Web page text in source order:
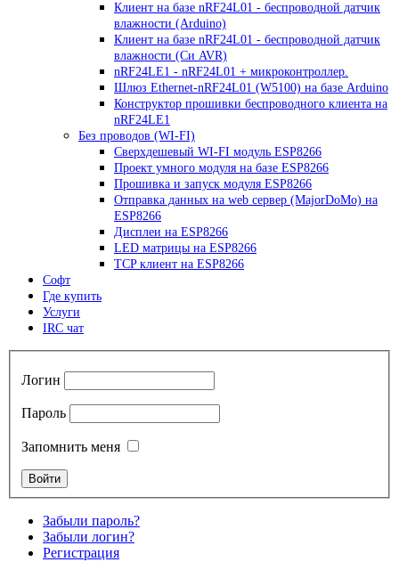
Клиент на базе nRF24L01 - беспроводной датчик
влажности (Arduino)
Клиент на базе nRF24L01 - беспроводной датчик
влажности (Си AVR)
nRF24LE1 - nRF24L01 + микроконтроллер.
Шлюз Ethernet-nRF24L01 (W5100) на базе Arduino
Конструктор прошивки беспроводного клиента на
nRF24LE1
Без проводов (WI-FI)
Сверхдешевый WI-FI модуль ESP8266
Проект умного модуля на базе ESP8266
Прошивка и запуск модуля ESP8266
Отправка данных на web сервер (MajorDoMo) на
ESP8266
Дисплеи на ESP8266
LED матрицы на ESP8266
TCP клиент на ESP8266
Софт
Где купить
Услуги
IRC чат
Логин
Пароль
Запомнить меня
Забыли пароль?
Забыли логин?
Регистрация